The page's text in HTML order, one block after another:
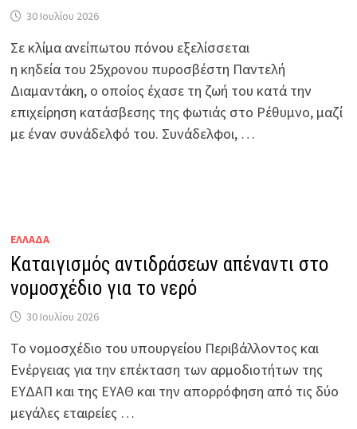
30 Ιουλίου 2026
Σε κλίμα ανείπωτου πόνου εξελίσσεται
η κηδεία του 25χρονου πυροσβέστη Παντελή
Διαμαντάκη, ο οποίος έχασε τη ζωή του κατά την
επιχείρηση κατάσβεσης της φωτιάς στο Ρέθυμνο, μαζί
με έναν συνάδελφό του. Συνάδελφοι, …
ΕΛΛΑΔΑ
Καταιγισμός αντιδράσεων απέναντι στο
νομοσχέδιο για το νερό
30 Ιουλίου 2026
Το νομοσχέδιο του υπουργείου Περιβάλλοντος και
Ενέργειας για την επέκταση των αρμοδιοτήτων της
ΕΥΔΑΠ και της ΕΥΑΘ και την απορρόφηση από τις δύο
μεγάλες εταιρείες …